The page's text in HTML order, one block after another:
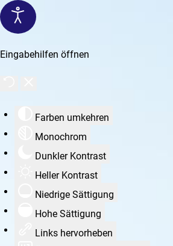
Eingabehilfen öffnen
Farben umkehren
Monochrom
Dunkler Kontrast
Heller Kontrast
Niedrige Sättigung
Hohe Sättigung
Links hervorheben